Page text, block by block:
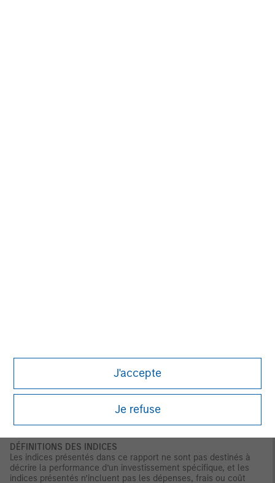
J'accepte
Je refuse
outre, si le collatéral des CMO ou les garanties de tiers sont
subir une perte.
Point de base (pb) :1 point de base = 0,01 %.
DÉFINITIONS DES INDICES
Les indices présentés dans ce rapport ne sont pas destinés à
décrire la performance d’un investissement spécifique, et les
indices présentés n’incluent pas les dépenses, frais ou coût